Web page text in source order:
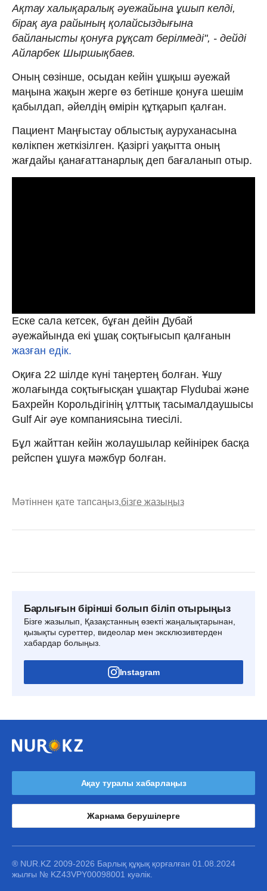
Ақтау халықаралық әуежайына ұшып келді,
бірақ ауа райының қолайсыздығына
байланысты қонуға рұқсат берілмеді", - дейді
Айларбек Шыршықбаев.
Оның сөзінше, осыдан кейін ұшқыш әуежай
маңына жақын жерге өз бетінше қонуға шешім
қабылдап, әйелдің өмірін құтқарып қалған.
Пациент Маңғыстау облыстық ауруханасына
көлікпен жеткізілген. Қазіргі уақытта оның
жағдайы қанағаттанарлық деп бағаланып отыр.
Еске сала кетсек, бұған дейін Дубай
әуежайында екі ұшақ соқтығысып қалғанын
жазған едік.
Оқиға 22 шілде күні таңертең болған. Ұшу
жолағында соқтығысқан ұшақтар Flydubai және
Бахрейн Корольдігінің ұлттық тасымалдаушысы
Gulf Air әуе компаниясына тиесілі.
Бұл жайттан кейін жолаушылар кейінірек басқа
рейспен ұшуға мәжбүр болған.
Мәтіннен қате тапсаңыз,бізге жазыңыз
Барлығын бірінші болып біліп отырыңыз
Бізге жазылып, Қазақстанның өзекті жаңалықтарынан,
қызықты суреттер, видеолар мен эксклюзивтерден
хабардар болыңыз.
Instagram
Ақау туралы хабарлаңыз
Жарнама берушілерге
® NUR.KZ 2009-2026 Барлық құқық қорғалған 01.08.2024
жылғы № KZ43VPY00098001 куәлік.